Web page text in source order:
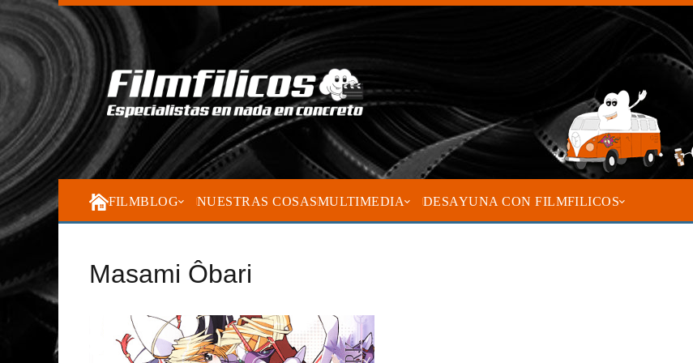
FILMBLOG NUESTRAS COSASMULTIMEDIA DESAYUNA CON FILMFILICOS
Masami Ôbari